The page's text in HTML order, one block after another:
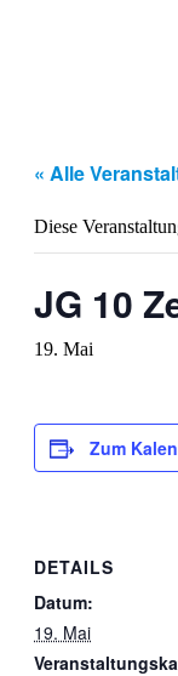
« Alle
Diese
JG 10
19. Mai
Zum
DETAILS
Datum:
19. Mai